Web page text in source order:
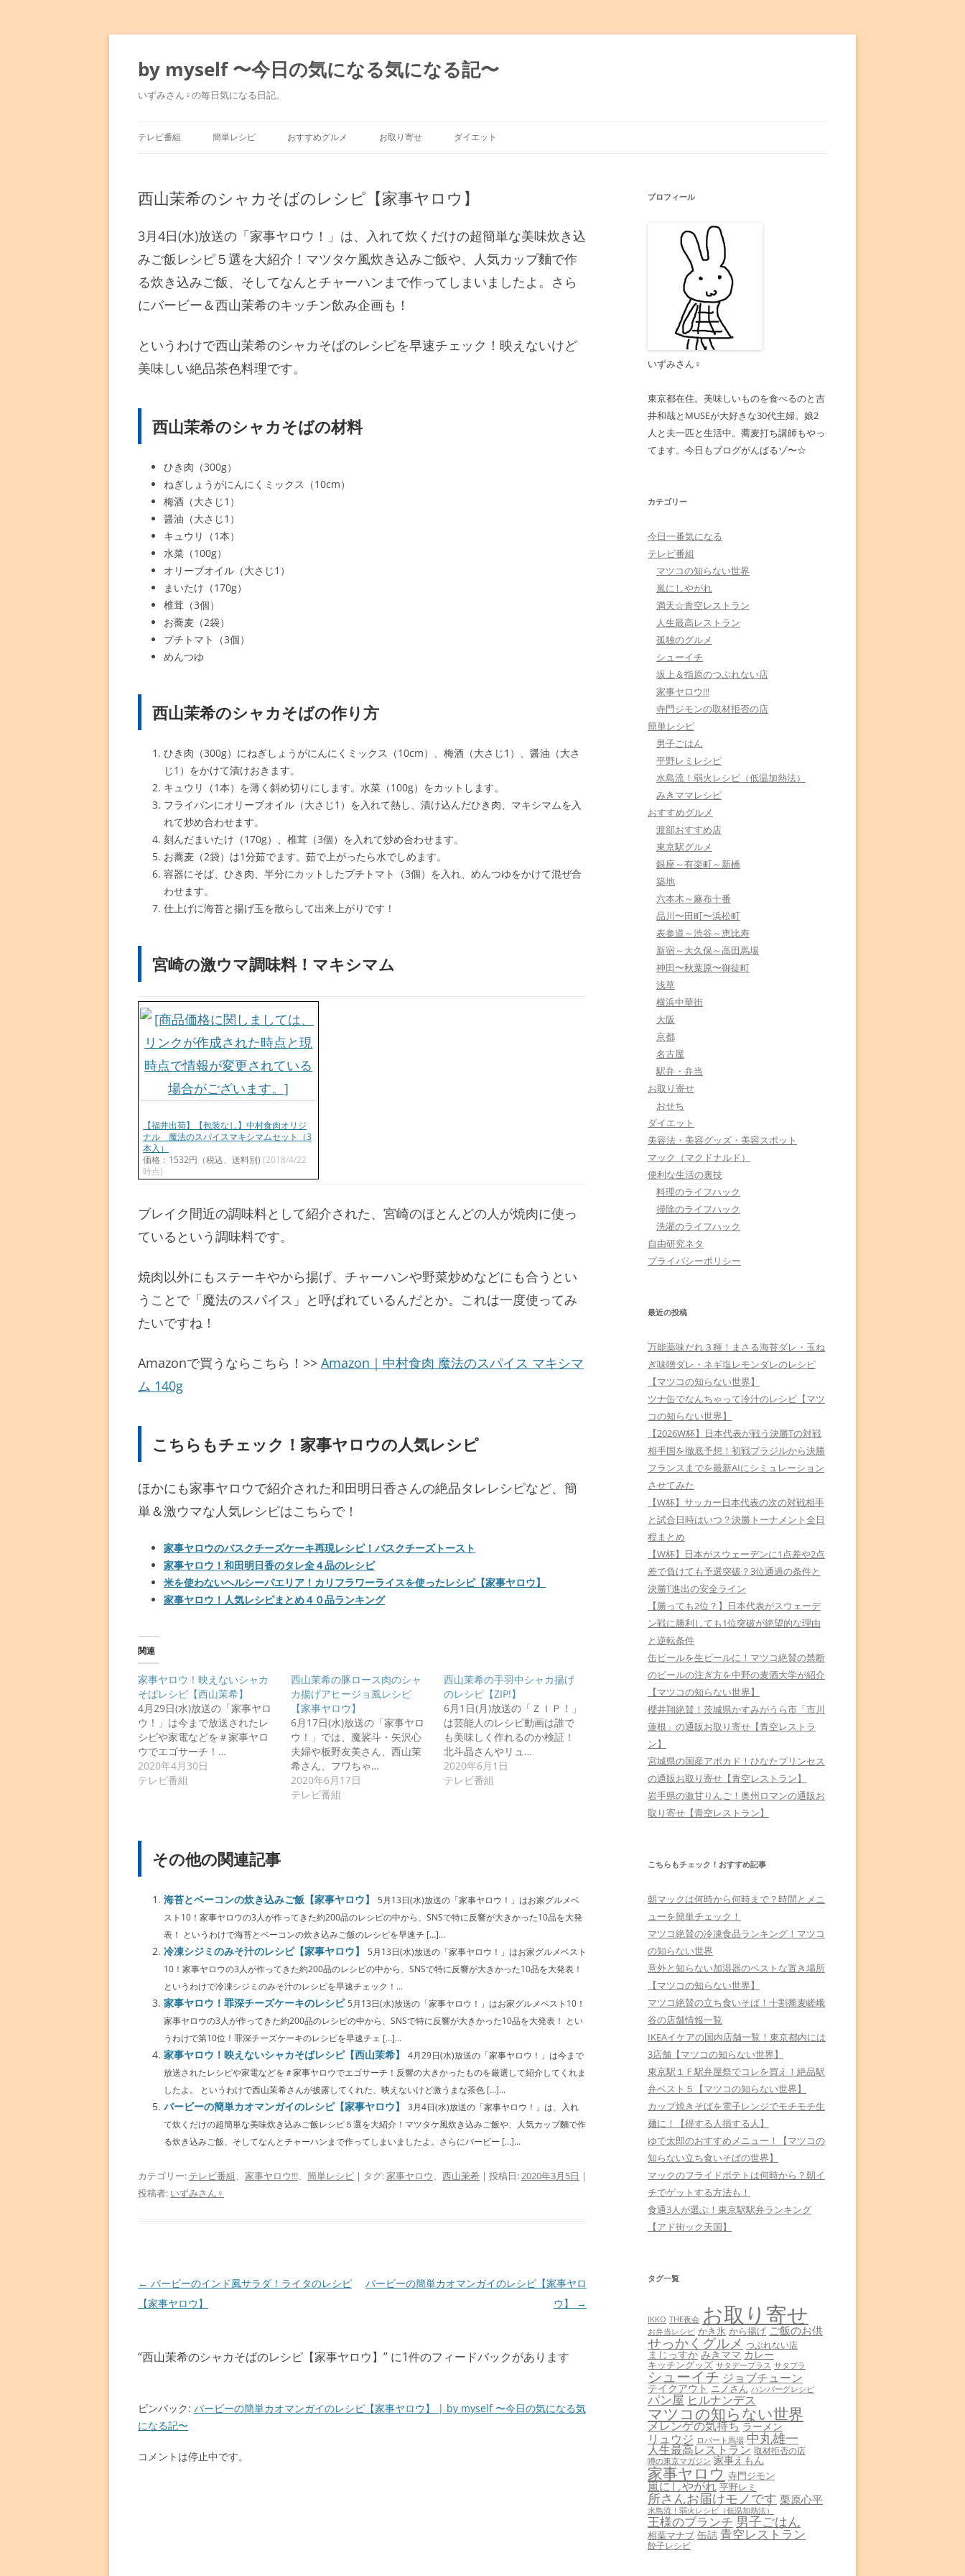
コ
テ
ン
ツ
ス
by myself 〜今日の気になる気になる記〜
いずみさん♀の毎日気になる日記。
テレビ番組
満天☆青空レストラン
孤独のグルメ
簡単レシピ
水島流！弱火レシピ
男子ごはん
おすすめグルメ
銀座～有楽町～新橋
六本木～麻布十番
お取り寄せ ダイエット
西山茉希のシャカそばのレシピ【家事ヤロウ】
3月4日(水)放送の「家事ヤロウ！」は、入れて炊くだけの超簡単な美味炊き込
みご飯レシピ５選を大紹介！マツタケ風炊き込みご飯や、人気カップ麵で作
る炊き込みご飯、そしてなんとチャーハンまで作ってしまいましたよ。さら
にバービー＆西山茉希のキッチン飲み企画も！
というわけで西山茉希のシャカそばのレシピを早速チェック！映えないけど
美味しい絶品茶色料理です。
西山茉希のシャカそばの材料
ひき肉（300g）
ねぎしょうがにんにくミックス（10cm）
梅酒（大さじ1）
醤油（大さじ1）
キュウリ（1本）
水菜（100g）
オリーブオイル（大さじ1）
まいたけ（170g）
椎茸（3個）
お蕎麦（2袋）
プチトマト（3個）
めんつゆ
西山茉希のシャカそばの作り方
ひき肉（300g）にねぎしょうがにんにくミックス（10cm）、梅酒（大さじ1）、醤油（大さ
じ1）をかけて漬けおきます。
キュウリ（1本）を薄く斜め切りにします。水菜（100g）をカットします。
フライパンにオリーブオイル（大さじ1）を入れて熱し、漬け込んだひき肉、マキシマムを入
れて炒め合わせます。
刻んだまいたけ（170g）、椎茸（3個）を入れて炒め合わせます。
お蕎麦（2袋）は1分茹でます。茹で上がったら水でしめます。
容器にそば、ひき肉、半分にカットしたプチトマト（3個）を入れ、めんつゆをかけて混ぜ合
わせます。
仕上げに海苔と揚げ玉を散らして出来上がりです！
宮崎の激ウマ調味料！マキシマム
【福井出荷】【包装なし】中村食肉オリジ
ナル 魔法のスパイスマキシマムセット（3
本入）
価格：1532円（税込、送料別) (2018/4/22
時点)
ブレイク間近の調味料として紹介された、宮崎のほとんどの人が焼肉に使っ
ているという調味料です。
焼肉以外にもステーキやから揚げ、チャーハンや野菜炒めなどにも合うとい
うことで「魔法のスパイス」と呼ばれているんだとか。これは一度使ってみ
たいですね！
Amazonで買うならこちら！>> Amazon｜中村食肉 魔法のスパイス マキシマ
ム 140g
こちらもチェック！家事ヤロウの人気レシピ
ほかにも家事ヤロウで紹介された和田明日香さんの絶品タレレシピなど、簡
単＆激ウマな人気レシピはこちらで！
家事ヤロウのバスクチーズケーキ再現レシピ！バスクチーズトースト
家事ヤロウ！和田明日香のタレ全４品のレシピ
米を使わないヘルシーパエリア！カリフラワーライスを使ったレシピ【家事ヤロウ】
家事ヤロウ！人気レシピまとめ４０品ランキング
関連
家事ヤロウ！映えないシャカ
そばレシピ【西山茉希】
4月29日(水)放送の「家事ヤロ
ウ！」は今まで放送されたレ
シピや家電などを＃家事ヤロ
ウでエゴサーチ！…
2020年4月30日
テレビ番組
西山茉希の豚ロース肉のシャ
カ揚げアヒージョ風レシピ
【家事ヤロウ】
6月17日(水)放送の「家事ヤロ
ウ！」では、魔裟斗・矢沢心
夫婦や板野友美さん、西山茉
希さん、フワちゃ…
2020年6月17日
テレビ番組
西山茉希の手羽中シャカ揚げ
のレシピ【ZIP!】
6月1日(月)放送の「ＺＩＰ！」
は芸能人のレシピ動画は誰で
も美味しく作れるのか検証！
北斗晶さんやリュ…
2020年6月1日
テレビ番組
その他の関連記事
海苔とベーコンの炊き込みご飯【家事ヤロウ】
5月13日(水)放送の「家事ヤロウ！」はお家グルメベ
スト10！家事ヤロウの3人が作ってきた約200品のレシピの中から、SNSで特に反響が大きかった10品を大発
表！ というわけで海苔とベーコンの炊き込みご飯のレシピを早速チ […]...
冷凍シジミのみそ汁のレシピ【家事ヤロウ】
5月13日(水)放送の「家事ヤロウ！」はお家グルメベスト
10！家事ヤロウの3人が作ってきた約200品のレシピの中から、SNSで特に反響が大きかった10品を大発表！
というわけで冷凍シジミのみそ汁のレシピを早速チェック！...
家事ヤロウ！罪深チーズケーキのレシピ 5月13日(水)放送の「家事ヤロウ！」はお家グルメベスト10！
家事ヤロウの3人が作ってきた約200品のレシピの中から、SNSで特に反響が大きかった10品を大発表！ とい
うわけで第10位！罪深チーズケーキのレシピを早速チェ […]...
家事ヤロウ！映えないシャカそばレシピ【西山茉希】
4月29日(水)放送の「家事ヤロウ！」は今まで
放送されたレシピや家電などを＃家事ヤロウでエゴサーチ！反響の大きかったものを厳選して紹介してくれま
したよ。 というわけで西山茉希さんが披露してくれた、映えないけど激うまな茶色 […]...
バービーの簡単カオマンガイのレシピ【家事ヤロウ】
3月4日(水)放送の「家事ヤロウ！」は、入れ
て炊くだけの超簡単な美味炊き込みご飯レシピ５選を大紹介！マツタケ風炊き込みご飯や、人気カップ麵で作
る炊き込みご飯、そしてなんとチャーハンまで作ってしまいましたよ。さらにバービー […]...
カテゴリー: テレビ番組、 家事ヤロウ!!!、 簡単レシピ | タグ:家事ヤロウ、 西山茉希 | 投稿日:2020年3月5日 |
投稿者: いずみさん♀
投
稿
ゲ
シ
ョ
← バービーのインド風サラダ！ライタのレシピ
【家事ヤロウ】
バービーの簡単カオマンガイのレシピ【家事ヤロ
ウ】
→
“西山茉希のシャカそばのレシピ【家事ヤロウ】 ” に1件のフィードバックがあります
ピンバック: バービーの簡単カオマンガイのレシピ【家事ヤロウ】 | by myself 〜今日の気になる気
になる記〜
コメントは停止中です。
プロフィール
いずみさん♀
東京都在住。美味しいものを食べるのと吉
井和哉とMUSEが大好きな30代主婦。娘2
人と夫一匹と生活中。蕎麦打ち講師もやっ
てます。今日もブログがんばるゾ〜☆
カテゴリー
今日一番気になる
テレビ番組
マツコの知らない世界
嵐にしやがれ
満天☆青空レストラン
人生最高レストラン
孤独のグルメ
シューイチ
坂上＆指原のつぶれない店
家事ヤロウ!!!
寺門ジモンの取材拒否の店
簡単レシピ
男子ごはん
平野レミレシピ
水島流！弱火レシピ（低温加熱法）
みきママレシピ
おすすめグルメ
渡部おすすめ店
東京駅グルメ
銀座～有楽町～新橋
築地
六本木～麻布十番
品川〜田町〜浜松町
表参道～渋谷～恵比寿
新宿～大久保～高田馬場
神田〜秋葉原〜御徒町
浅草
横浜中華街
大阪
京都
名古屋
駅弁・弁当
お取り寄せ
おせち
ダイエット
美容法・美容グッズ・美容スポット
マック（マクドナルド）
便利な生活の裏技
料理のライフハック
掃除のライフハック
洗濯のライフハック
自由研究ネタ
プライバシーポリシー
最近の投稿
万能薬味だれ３種！まさる海苔ダレ・玉ね
ぎ味噌ダレ・ネギ塩レモンダレのレシピ
【マツコの知らない世界】
ツナ缶でなんちゃって冷汁のレシピ【マツ
コの知らない世界】
【2026W杯】日本代表が戦う決勝Tの対戦
相手国を徹底予想！初戦ブラジルから決勝
フランスまでを最新AIにシミュレーション
させてみた
【W杯】サッカー日本代表の次の対戦相手
と試合日時はいつ？決勝トーナメント全日
程まとめ
【W杯】日本がスウェーデンに1点差や2点
差で負けても予選突破？3位通過の条件と
決勝T進出の安全ライン
【勝っても2位？】日本代表がスウェーデ
ン戦に勝利しても1位突破が絶望的な理由
と逆転条件
缶ビールを生ビールに！マツコ絶賛の禁断
のビールの注ぎ方を中野の麦酒大学が紹介
【マツコの知らない世界】
櫻井翔絶賛！茨城県かすみがうら市「市川
蓮根」の通販お取り寄せ【青空レストラ
ン】
宮城県の国産アボカド！ひなたプリンセス
の通販お取り寄せ【青空レストラン】
岩手県の激甘りんご！奥州ロマンの通販お
取り寄せ【青空レストラン】
こちらもチェック！おすすめ記事
朝マックは何時から何時まで？時間とメニ
ューを簡単チェック！
マツコ絶賛の冷凍食品ランキング！マツコ
の知らない世界
意外と知らない加湿器のベストな置き場所
【マツコの知らない世界】
マツコ絶賛の立ち食いそば！十割蕎麦嵯峨
谷の店舗情報一覧
IKEAイケアの国内店舗一覧！東京都内には
3店舗【マツコの知らない世界】
東京駅１Ｆ駅弁屋祭でコレを買え！絶品駅
弁ベスト５【マツコの知らない世界】
カップ焼きそばを電子レンジでモチモチ生
麺に！【得する人損する人】
ゆで太郎のおすすめメニュー！【マツコの
知らない立ち食いそばの世界】
マックのフライドポテトは何時から？朝イ
チでゲットする方法も！
食通3人が選ぶ！東京駅駅弁ランキング
【アド街ック天国】
タグ一覧
IKKO THE夜会 お取り寄せ
お弁当レシピ かき氷 から揚げ ご飯のお供
せっかくグルメ つぶれない店
まじっすか みきママ カレー
キッチングッズ サタデープラス サタプラ
シューイチ ジョブチューン
テイクアウト ニノさん ハンバーグレシピ
パン屋 ヒルナンデス
マツコの知らない世界
メレンゲの気持ち ラーメン
リュウジ ロバート馬場 中丸雄一
人生最高レストラン 取材拒否の店
噂の東京マガジン 家事えもん
家事ヤロウ 寺門ジモン
嵐にしやがれ 平野レミ
所さんお届けモノです 栗原心平
水島流！弱火レシピ（低温加熱法）
王様のブランチ 男子ごはん
相葉マナブ 缶詰 青空レストラン
餃子レシピ